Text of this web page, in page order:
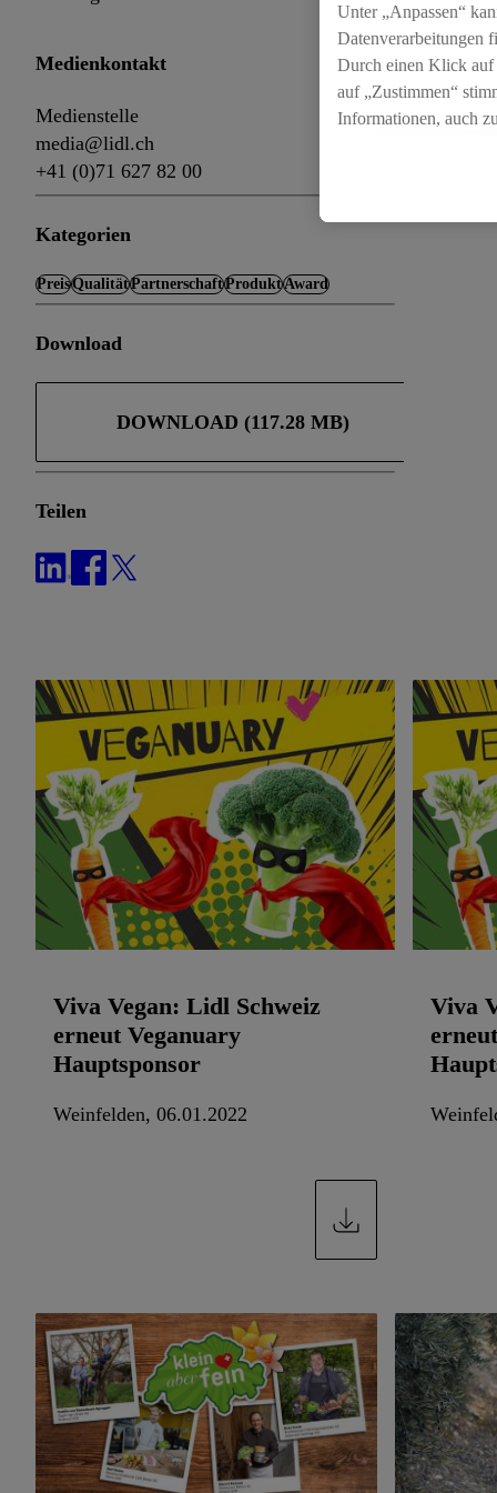
Medienkontakt
Medienstelle
media@lidl.ch
+41 (0)71 627 82 00
Kategorien
PreisQualitätPartnerschaftProduktAward
Download
DOWNLOAD (117.28 MB)
Teilen
Viva Vegan: Lidl Schweiz
erneut Veganuary
Hauptsponsor
Weinfelden, 06.01.2022
Viva
Unter „Anpassen“
Datenverarbeitungen
Durch einen Klick auf
auf „Zustimmen“
Informationen, auch